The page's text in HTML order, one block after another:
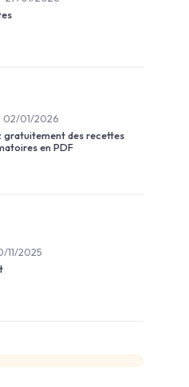
02/01/2026
gratuitement des recettes
en PDF
11/2025